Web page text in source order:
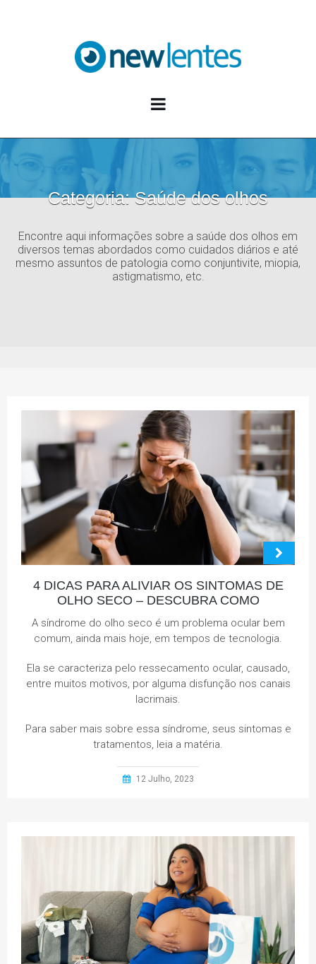
Categoria:Saúde dos olhos
Encontre aqui informações sobre a saúde dos olhos em
diversos temas abordados como cuidados diários e até
mesmo assuntos de patologia como conjuntivite, miopia,
astigmatismo, etc.
4 DICAS PARA ALIVIAR OS SINTOMAS DE
OLHO SECO – DESCUBRA COMO
A síndrome do olho seco é um problema ocular bem
comum, ainda mais hoje, em tempos de tecnologia.
Ela se caracteriza pelo ressecamento ocular, causado,
entre muitos motivos, por alguma disfunção nos canais
lacrimais.
Para saber mais sobre essa síndrome, seus sintomas e
tratamentos, leia a matéria.
12 Julho, 2023